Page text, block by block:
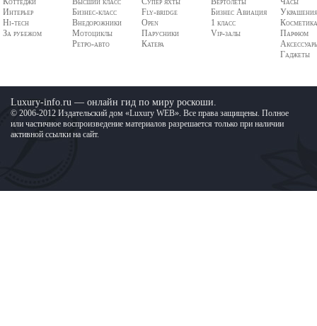
Интерьер
Hi-tech
За рубежом
Бизнес-класс
Внедорожники
Мотоциклы
Ретро-авто
Fly-bridge
Open
Парусники
Катера
Бизнес Авиация
1 класс
Vip-залы
Парфюм
Гаджеты
Luxury-info.ru — онлайн гид по миру роскоши.
© 2006-2012 Издательский дом «Luxury WEB». Все права защищены. Полное
или частичное воспроизведение материалов разрешается только при наличии
активной ссылки на сайт.